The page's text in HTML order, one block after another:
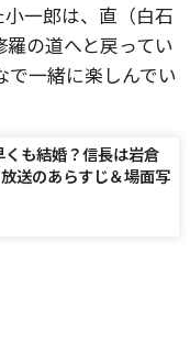
一郎は、直（白石
の道へと戻ってい
一緒に楽しんでい
くも結婚？信長は岩倉
送のあらすじ＆場面写